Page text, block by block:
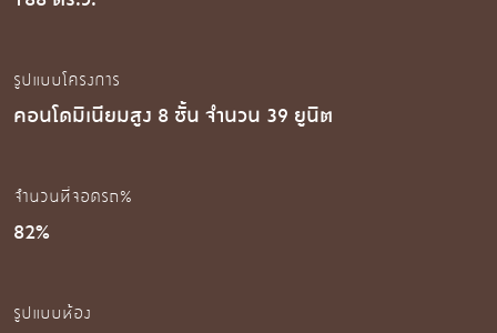
รูปแบบโครงการ
คอนโดมิเนียมสูง 8 ชั้น จำนวน 39 ยูนิต
จำนวนที่จอดรถ%
82%
รูปแบบห้อง